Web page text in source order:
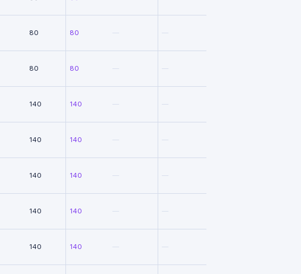
80 80
80 80
140 140
140 140
140 140
140 140
140 140
— —
— —
— —
— —
— —
— —
— —